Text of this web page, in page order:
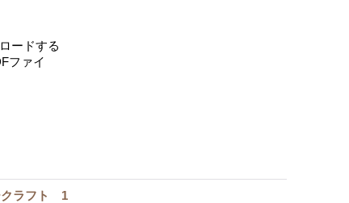
ードする
ァイ
クラフト 1